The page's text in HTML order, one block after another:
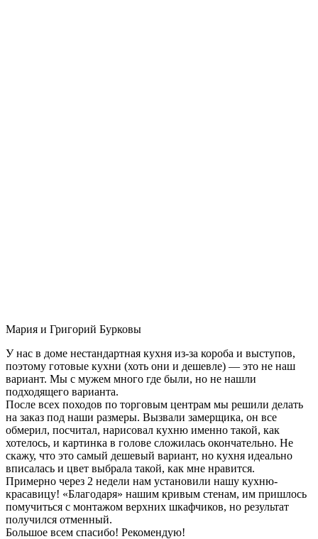
Мария и Григорий Бурковы
У нас в доме нестандартная кухня из-за короба и выступов,
поэтому готовые кухни (хоть они и дешевле) — это не наш
вариант. Мы с мужем много где были, но не нашли
подходящего варианта.
После всех походов по торговым центрам мы решили делать
на заказ под наши размеры. Вызвали замерщика, он все
обмерил, посчитал, нарисовал кухню именно такой, как
хотелось, и картинка в голове сложилась окончательно. Не
скажу, что это самый дешевый вариант, но кухня идеально
вписалась и цвет выбрала такой, как мне нравится.
Примерно через 2 недели нам установили нашу кухню-
красавицу! «Благодаря» нашим кривым стенам, им пришлось
помучиться с монтажом верхних шкафчиков, но результат
получился отменный.
Большое всем спасибо! Рекомендую!